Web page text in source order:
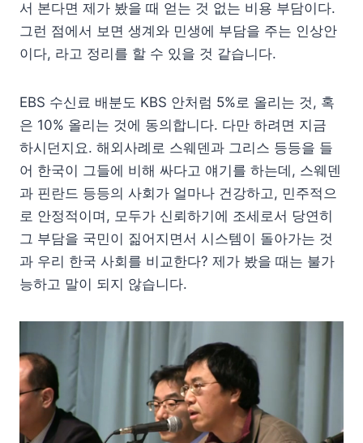
서 본다면 제가 봤을 때 얻는 것 없는 비용 부담이다.
그런 점에서 보면 생계와 민생에 부담을 주는 인상안
이다, 라고 정리를 할 수 있을 것 같습니다.
EBS 수신료 배분도 KBS 안처럼 5%로 올리는 것, 혹
은 10% 올리는 것에 동의합니다. 다만 하려면 지금
하시던지요. 해외사례로 스웨덴과 그리스 등등을 들
어 한국이 그들에 비해 싸다고 얘기를 하는데, 스웨덴
과 핀란드 등등의 사회가 얼마나 건강하고, 민주적으
로 안정적이며, 모두가 신뢰하기에 조세로서 당연히
그 부담을 국민이 짊어지면서 시스템이 돌아가는 것
과 우리 한국 사회를 비교한다? 제가 봤을 때는 불가
능하고 말이 되지 않습니다.